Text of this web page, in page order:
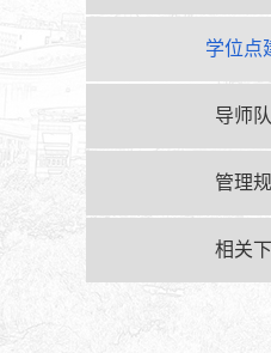
学位点
导师
管理
相关